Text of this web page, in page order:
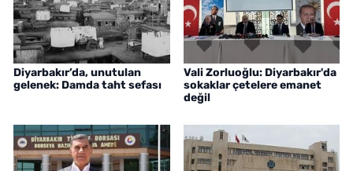
Diyarbakır’da, unutulan
gelenek: Damda taht sefası
Vali Zorluoğlu: Diyarbakır'da
sokaklar çetelere emanet
değil